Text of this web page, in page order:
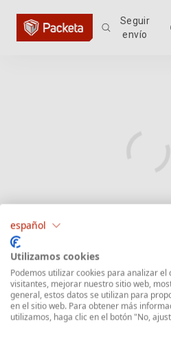
Seguir
envío
español
Utilizamos cookies
Podemos utilizar cookies para analizar
visitantes, mejorar nuestro sitio web,
general, estos datos se utilizan para
en el sitio web. Para obtener más
utilizamos, haga clic en el botón "No,